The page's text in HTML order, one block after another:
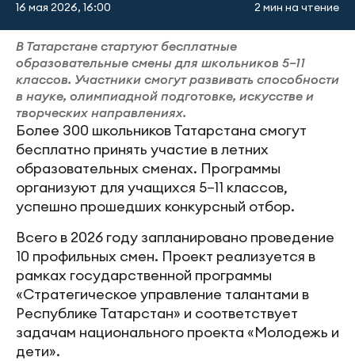
16 мая 2026, 16:00 2 мин на чтение
В Татарстане стартуют бесплатные
образовательные смены для школьников 5–11
классов. Участники смогут развивать способности
в науке, олимпиадной подготовке, искусстве и
творческих направлениях.
Более 300 школьников Татарстана смогут
бесплатно принять участие в летних
образовательных сменах. Программы
организуют для учащихся 5–11 классов,
успешно прошедших конкурсный отбор.
Всего в 2026 году запланировано проведение
10 профильных смен. Проект реализуется в
рамках государственной программы
«Стратегическое управление талантами в
Республике Татарстан» и соответствует
задачам национального проекта «Молодежь и
дети».